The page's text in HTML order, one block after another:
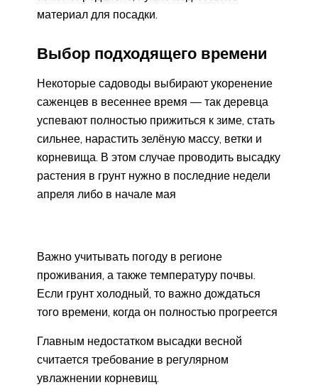
материал для посадки.
Выбор подходящего времени
Некоторые садоводы выбирают укоренение
саженцев в весеннее время — так деревца
успевают полностью прижиться к зиме, стать
сильнее, нарастить зелёную массу, ветки и
корневища. В этом случае проводить высадку
растения в грунт нужно в последние недели
апреля либо в начале мая
Важно учитывать погоду в регионе
проживания, а также температуру почвы.
Если грунт холодный, то важно дождаться
того времени, когда он полностью прогреется
Главным недостатком высадки весной
считается требование в регулярном
увлажнении корневищ.